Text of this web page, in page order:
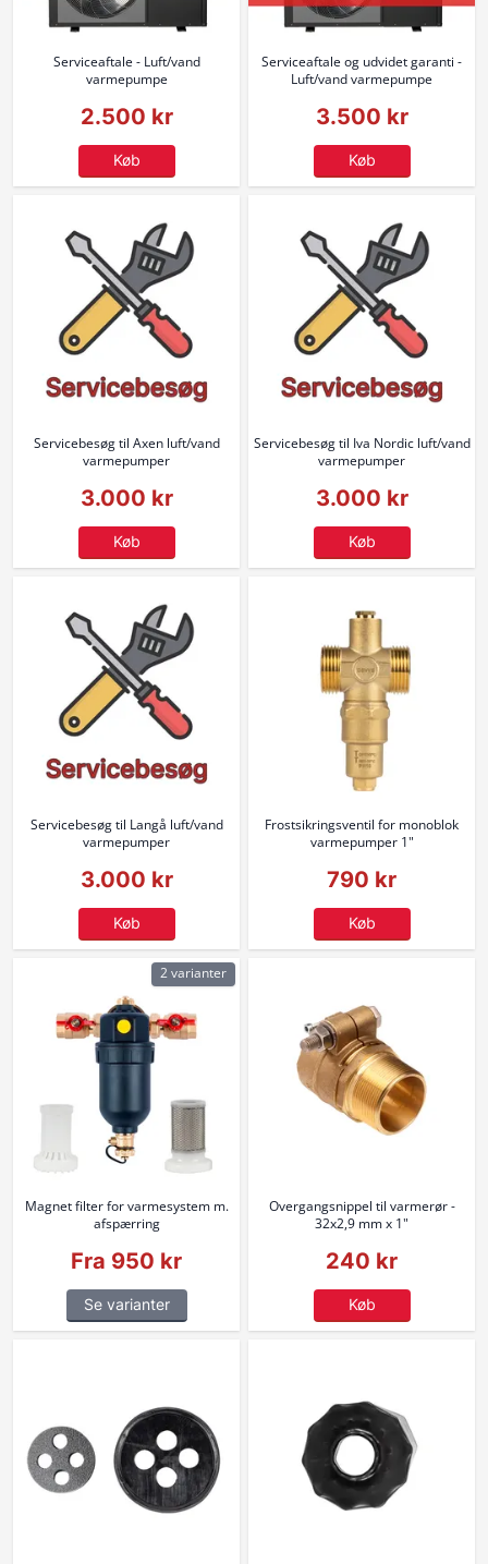
Serviceaftale - Luft/vand
varmepumpe
2.500 kr
Køb
Serviceaftale og udvidet garanti -
Luft/vand varmepumpe
3.500 kr
Køb
Servicebesøg til Axen luft/vand
varmepumper
3.000 kr
Køb
Servicebesøg til Iva Nordic luft/vand
varmepumper
3.000 kr
Køb
Servicebesøg til Langå luft/vand
varmepumper
3.000 kr
Køb
Frostsikringsventil for monoblok
varmepumper 1"
790 kr
Køb
Magnet filter for varmesystem m.
afspærring
Fra 950 kr
Se varianter
2 varianter
Overgangsnippel til varmerør -
32x2,9 mm x 1"
240 kr
Køb